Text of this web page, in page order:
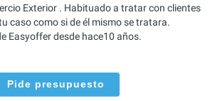
Exterior . Habituado a tratar con clientes
caso como si de él mismo se tratara.
Easyoffer desde hace10 años.
Pide presupuesto